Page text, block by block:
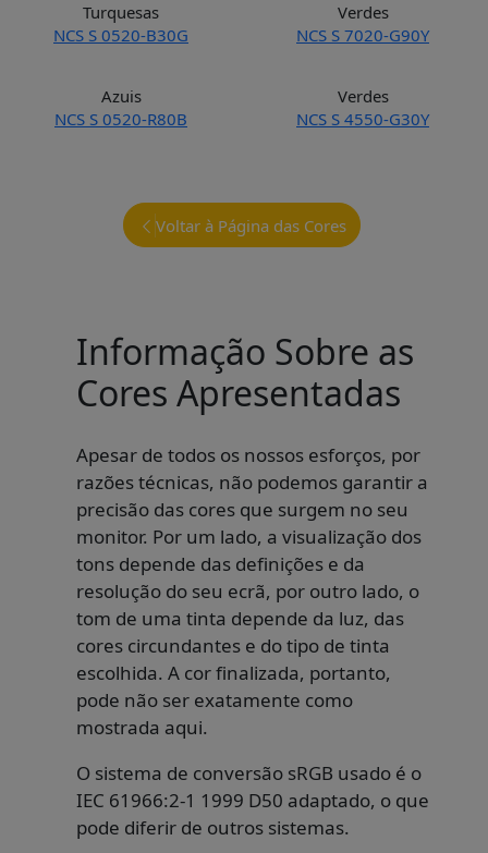
Turquesas
NCS S 0520-B30G
Verdes
NCS S 7020-G90Y
Azuis
NCS S 0520-R80B
Verdes
NCS S 4550-G30Y
Voltar à Página das Cores
Informação Sobre as
Cores Apresentadas
Apesar de todos os nossos esforços, por
razões técnicas, não podemos garantir a
precisão das cores que surgem no seu
monitor. Por um lado, a visualização dos
tons depende das definições e da
resolução do seu ecrã, por outro lado, o
tom de uma tinta depende da luz, das
cores circundantes e do tipo de tinta
escolhida. A cor finalizada, portanto,
pode não ser exatamente como
mostrada aqui.
O sistema de conversão sRGB usado é o
IEC 61966:2-1 1999 D50 adaptado, o que
pode diferir de outros sistemas.